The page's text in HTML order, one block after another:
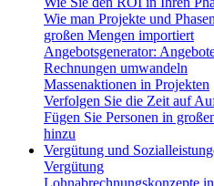
Wie man Projekte und
großen Mengen importiert
Angebotsgenerator:
Rechnungen umwandeln
Massenaktionen in Projekten
Verfolgen Sie die Zeit auf
Fügen Sie Personen in
hinzu
Vergütung und
Vergütung
Lohnabrechnungskonzepte